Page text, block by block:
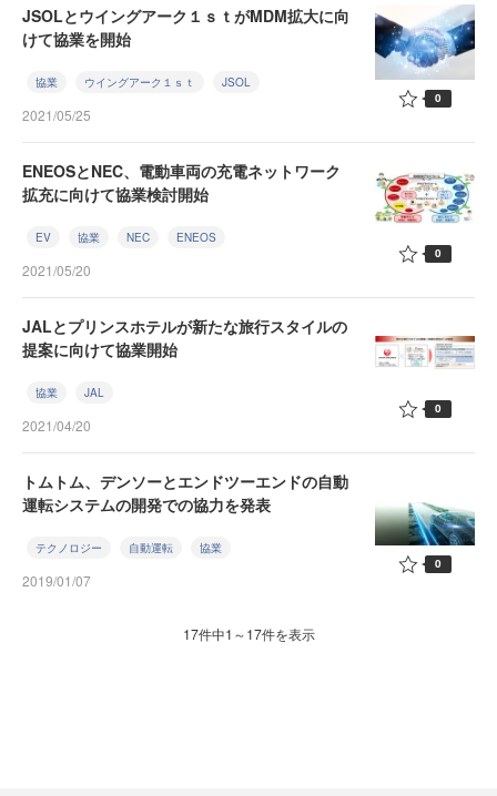
JSOLとウイングアーク１ｓｔがMDM拡大に向
けて協業を開始
協業 ウイングアーク１ｓｔ JSOL
2021/05/25
0
ENEOSとNEC、電動車両の充電ネットワーク
拡充に向けて協業検討開始
EV 協業 NEC ENEOS
2021/05/20
0
JALとプリンスホテルが新たな旅行スタイルの
提案に向けて協業開始
協業 JAL
2021/04/20
0
トムトム、デンソーとエンドツーエンドの自動
運転システムの開発での協力を発表
テクノロジー 自動運転 協業
2019/01/07
0
17件中1～17件を表示